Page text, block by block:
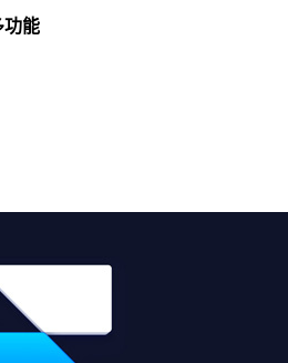
功能